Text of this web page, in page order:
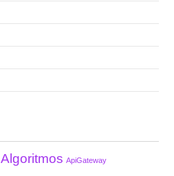
Algoritmos ApiGateway